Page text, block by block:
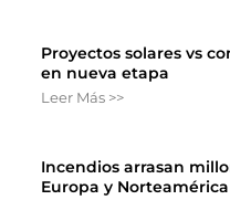
Proyectos solares vs
en nueva etapa
Leer Más >>
Incendios arrasan
Europa y Norteamérica